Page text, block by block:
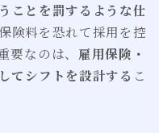
ことを罰するような仕
険料を恐れて採用を控
要なのは、 雇用保険・
てシフトを設計する こ